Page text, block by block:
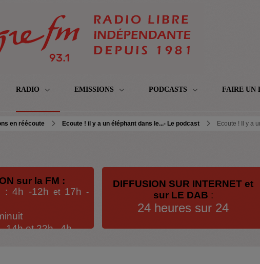
RADIO EMISSIONS PODCASTS FAIRE UN
en réécoute Ecoute ! il y a un éléphant dans le...- Le podcast Ecoute ! Il y a
sur la FM :
: 4h -12h et 17h -
14h et 22h-4h
DIFFUSION SUR INTERNET et
sur LE DAB :
24 heures sur 24